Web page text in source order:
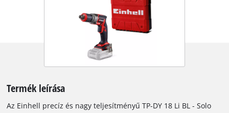
Termék leírása
Az Einhell precíz és nagy teljesítményű TP-DY 18 Li BL - Solo